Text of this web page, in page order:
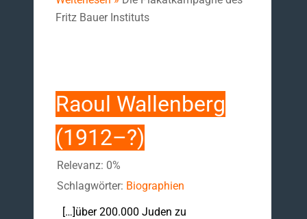
Fritz Bauer Instituts
Raoul Wallenberg
(1912–?)
Relevanz: 0%
Schlagwörter: Biographien
[…]über 200.000 Juden zu